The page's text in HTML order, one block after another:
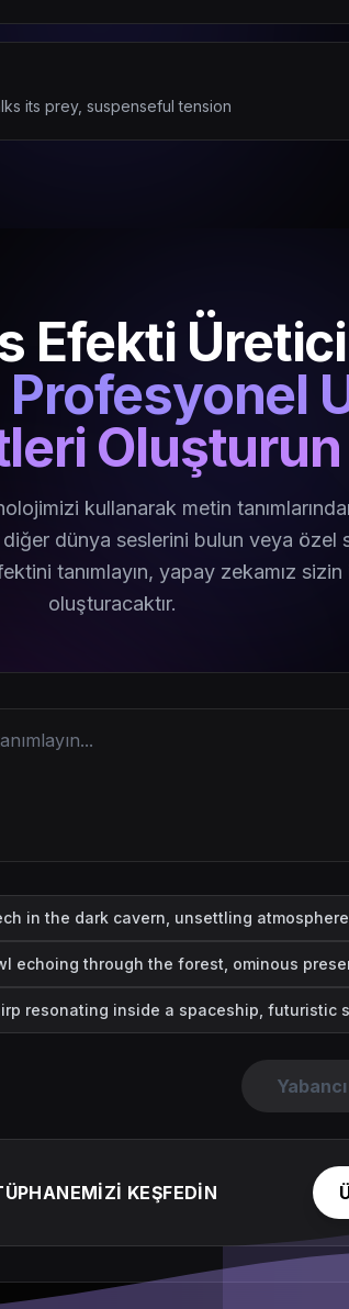
its prey, suspenseful tension
Efekti Üretici
Profesyonel
Oluşturun
kullanarak metin
dünya seslerini bulun veya özel
tanımlayın, yapay zekamız
oluşturacaktır.
in the dark cavern, unsettling atmosphere
echoing through the forest, ominous
resonating inside a spaceship, futuristic
KEŞFEDİN